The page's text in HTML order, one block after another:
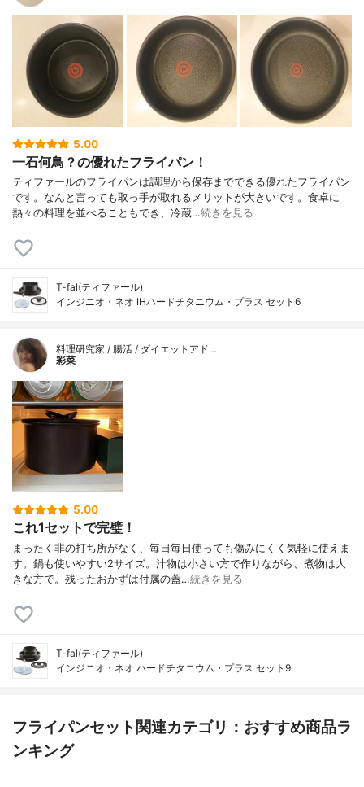
5.00
一石何鳥？の優れたフライパン！
ティファールのフライパンは調理から保存までできる優れたフライパン
です。なんと言っても取っ手が取れるメリットが大きいです。食卓に
熱々の料理を並べることもでき、冷蔵…続きを見る
T-fal(ティファール)
インジニオ・ネオ IHハードチタニウム・プラス セット6
料理研究家 / 腸活 / ダイエットアド…
彩菜
5.00
これ1セットで完璧！
まったく非の打ち所がなく、毎日毎日使っても傷みにくく気軽に使えま
す。鍋も使いやすい2サイズ。汁物は小さい方で作りながら、煮物は大
きな方で。残ったおかずは付属の蓋…続きを見る
T-fal(ティファール)
インジニオ・ネオ ハードチタニウム・プラス セット9
フライパンセット関連カテゴリ：おすすめ商品ラ
ンキング